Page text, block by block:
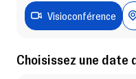
Visioconférence
Choisissez une date